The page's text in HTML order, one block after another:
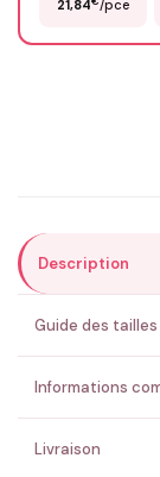
💚 Retour sous
21,84 /pce
Description
Guide des tailles
Informations
Livraison